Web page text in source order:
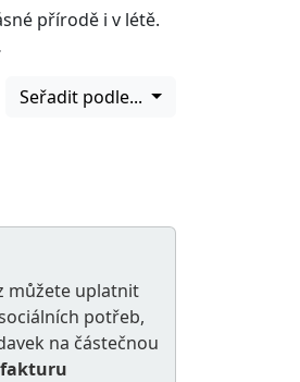
přírodě i v létě.
Seřadit podle...
můžete uplatnit
potřeb,
na částečnou